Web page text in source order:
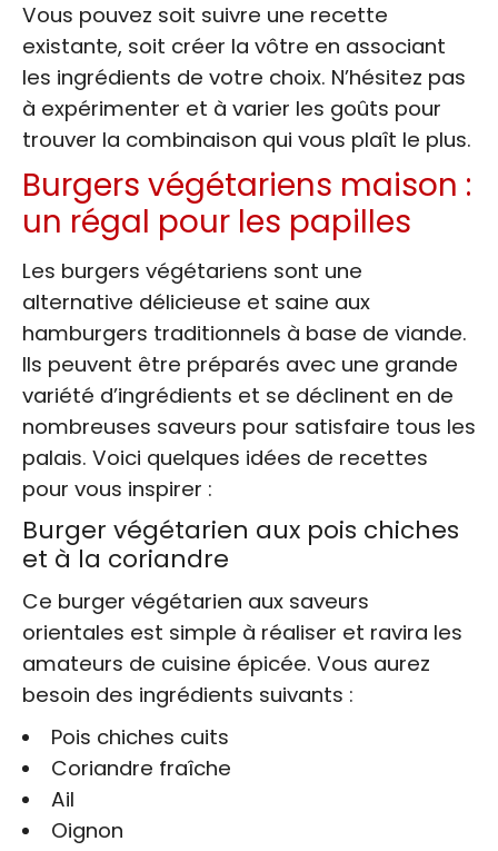
Vous pouvez soit suivre une recette
existante, soit créer la vôtre en associant
les ingrédients de votre choix. N’hésitez pas
à expérimenter et à varier les goûts pour
trouver la combinaison qui vous plaît le plus.
Burgers végétariens maison :
un régal pour les papilles
Les burgers végétariens sont une
alternative délicieuse et saine aux
hamburgers traditionnels à base de viande.
Ils peuvent être préparés avec une grande
variété d’ingrédients et se déclinent en de
nombreuses saveurs pour satisfaire tous les
palais. Voici quelques idées de recettes
pour vous inspirer :
Burger végétarien aux pois chiches
et à la coriandre
Ce burger végétarien aux saveurs
orientales est simple à réaliser et ravira les
amateurs de cuisine épicée. Vous aurez
besoin des ingrédients suivants :
Pois chiches cuits
Coriandre fraîche
Ail
Oignon